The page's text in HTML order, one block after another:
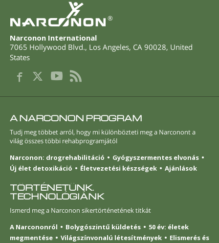
®
Narconon International
7065 Hollywood Blvd., Los Angeles, CA 90028, United
States
A NARCONON PROGRAM
Tudj meg többet arról, hogy mi különbözteti meg a Narconont a
világ összes többi rehabprogramjától
Narconon: drogrehabilitáció
Gyógyszermentes elvonás
Új élet detoxikáció
Életvezetési készségek Ajánlások
TÖRTÉNETÜNK.
TECHNOLÓGIÁNK
Ismerd meg a Narconon sikertörténetének titkát
A Narcononról
Bolygószintű küldetés
50 év: életek
megmentése
Világszínvonalú létesítmények
Elismerés és